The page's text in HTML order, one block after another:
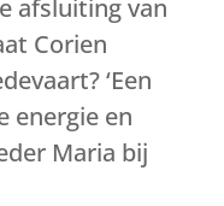
afsluiting van
Corien
‘Een
energie en
Maria bij